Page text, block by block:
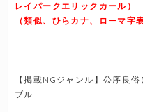
レイパークエリックカール）
（類似、ひらカナ、ローマ字
【掲載NGジャンル】公序良
ブル